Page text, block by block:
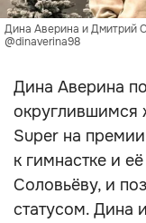
Дина Аверина и Дмитрий
@dinaverina98
Дина Аверина
округлившимся
Super на
к гимнастке и
Соловьёву, и
статусом. Дина